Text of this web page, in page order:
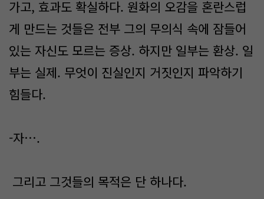
가고, 효과도 확실하다. 원화의 오감을 혼란스럽
게 만드는 것들은 전부 그의 무의식 속에 잠들어
있는 자신도 모르는 증상. 하지만 일부는 환상. 일
부는 실제. 무엇이 진실인지 거짓인지 파악하기
힘들다.
-자….
그리고 그것들의 목적은 단 하나다.